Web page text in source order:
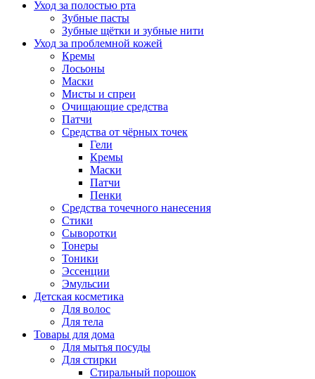
Уход за полостью рта
Зубные пасты
Зубные щётки и зубные нити
Уход за проблемной кожей
Кремы
Лосьоны
Маски
Мисты и спреи
Очищающие средства
Патчи
Средства от чёрных точек
Гели
Кремы
Маски
Патчи
Пенки
Средства точечного нанесения
Стики
Сыворотки
Тонеры
Тоники
Эссенции
Эмульсии
Детская косметика
Для волос
Для тела
Товары для дома
Для мытья посуды
Для стирки
Стиральный порошок